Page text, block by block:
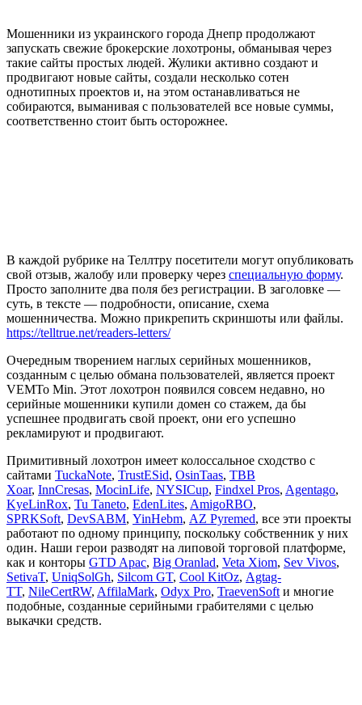
Мошенники из украинского города Днепр продолжают
запускать свежие брокерские лохотроны, обманывая через
такие сайты простых людей. Жулики активно создают и
продвигают новые сайты, создали несколько сотен
однотипных проектов и, на этом останавливаться не
собираются, выманивая с пользователей все новые суммы,
соответственно стоит быть осторожнее.
В каждой рубрике на Теллтру посетители могут опубликовать
свой отзыв, жалобу или проверку через специальную форму.
Просто заполните два поля без регистрации. В заголовке —
суть, в тексте — подробности, описание, схема
мошенничества. Можно прикрепить скриншоты или файлы.
https://telltrue.net/readers-letters/
Очередным творением наглых серийных мошенников,
созданным с целью обмана пользователей, является проект
VEMTo Min. Этот лохотрон появился совсем недавно, но
серийные мошенники купили домен со стажем, да бы
успешнее продвигать свой проект, они его успешно
рекламируют и продвигают.
Примитивный лохотрон имеет колоссальное сходство с
сайтами TuckaNote, TrustESid, OsinTaas, TBB
Xoar, InnCresas, MocinLife, NYSICup, Findxel Pros, Agentago,
KyeLinRox, Tu Taneto, EdenLites, AmigoRBO,
SPRKSoft, DevSABM, YinHebm, AZ Pyremed, все эти проекты
работают по одному принципу, поскольку собственник у них
один. Наши герои разводят на липовой торговой платформе,
как и конторы GTD Apac, Big Oranlad, Veta Xiom, Sev Vivos,
SetivaT, UniqSolGh, Silcom GT, Cool KitOz, Agtag-
TT, NileCertRW, AffilaMark, Odyx Pro, TraevenSoft и многие
подобные, созданные серийными грабителями с целью
выкачки средств.